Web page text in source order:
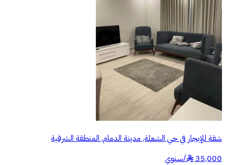
شقة للإيجار في حي الشعلة, مدينة الدمام, المنطقة الشرقية
35,000
§
/سنوي